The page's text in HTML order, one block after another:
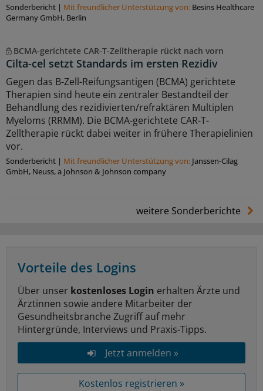
Sonderbericht | Mit freundlicher Unterstützung von: Besins Healthcare
Germany GmbH, Berlin
BCMA-gerichtete CAR-T-Zelltherapie rückt nach vorn
Cilta-cel setzt Standards im ersten Rezidiv
Gegen das B-Zell-Reifungsantigen (BCMA) gerichtete
Therapien sind heute ein zentraler Bestandteil der
Behandlung des rezidivierten/refraktären Multiplen
Myeloms (RRMM). Die BCMA-gerichtete CAR-T-
Zelltherapie rückt dabei weiter in frühere Therapielinien
vor.
Sonderbericht | Mit freundlicher Unterstützung von: Janssen-Cilag
GmbH, Neuss, a Johnson & Johnson company
weitere Sonderberichte
Vorteile des Logins
Über unser kostenloses Login erhalten Ärzte und
Ärztinnen sowie andere Mitarbeiter der
Gesundheitsbranche Zugriff auf mehr
Hintergründe, Interviews und Praxis-Tipps.
Jetzt anmelden »
Kostenlos registrieren »